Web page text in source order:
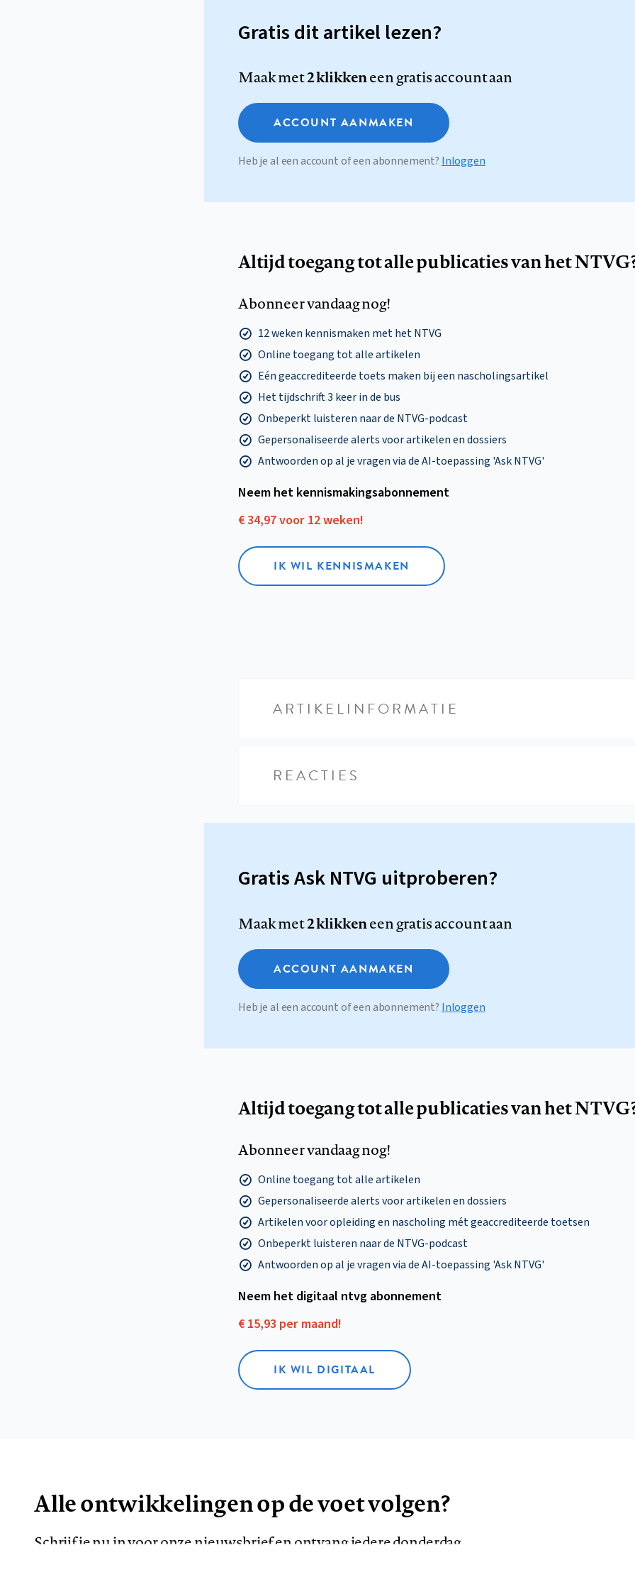
Gratis dit artikel lezen?
Maak met2 klikkeneen gratis account aan
ACCOUNT AANMAKEN
Heb je al een account of een abonnement? Inloggen
Altijd toegang tot alle publicaties van het
Abonneer vandaag nog!
12 weken kennismaken met het NTVG
Online toegang tot alle artikelen
Eén geaccrediteerde toets maken bij een nascholingsartikel
Het tijdschrift 3 keer in de bus
Onbeperkt luisteren naar de NTVG-podcast
Gepersonaliseerde alerts voor artikelen en dossiers
Antwoorden op al je vragen via de AI-toepassing 'Ask NTVG'
Neem het kennismakings­abonnement
€ 34,97 voor 12 weken!
IK WIL KENNISMAKEN
ARTIKELINFORMATIE
REACTIES
Gratis Ask NTVG uitproberen?
Maak met2 klikkeneen gratis account aan
ACCOUNT AANMAKEN
Heb je al een account of een abonnement? Inloggen
Altijd toegang tot alle publicaties van het
Abonneer vandaag nog!
Online toegang tot alle artikelen
Gepersonaliseerde alerts voor artikelen en dossiers
Artikelen voor opleiding en nascholing mét geaccrediteerde toetsen
Onbeperkt luisteren naar de NTVG-podcast
Antwoorden op al je vragen via de AI-toepassing 'Ask NTVG'
Neem het digitaal ntvg abonnement
€ 15,93 per maand!
IK WIL DIGITAAL
Alle ontwikkelingen op de voet volgen?
Schrijf je nu in voor onze nieuwsbrief en ontvang iedere donderdag